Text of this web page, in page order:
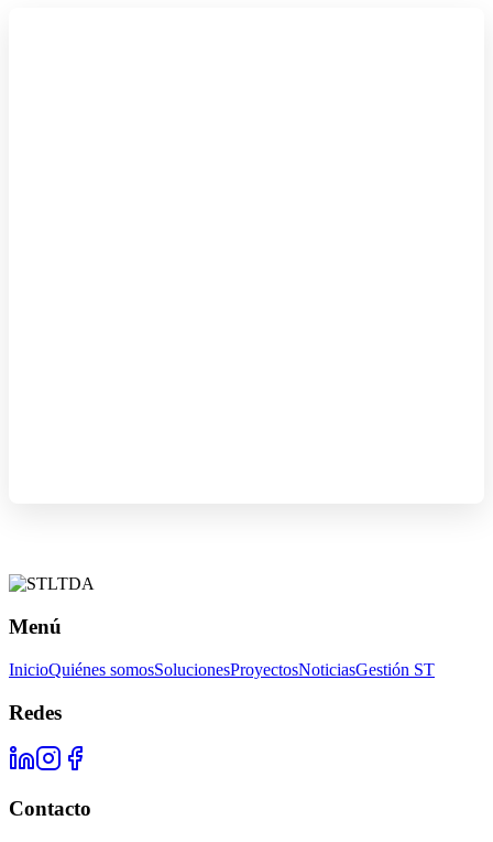
Menú
InicioQuiénes somosSolucionesProyectosNoticiasGestión ST
Redes
Contacto